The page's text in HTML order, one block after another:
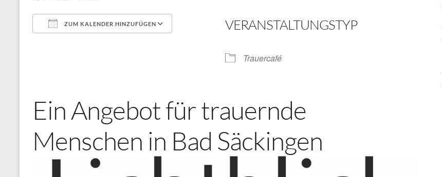
ZUM KALENDER HINZUFÜGEN VERANSTALTUNGSTYP
Trauercafé
Ein Angebot für trauernde
Menschen in Bad Säckingen